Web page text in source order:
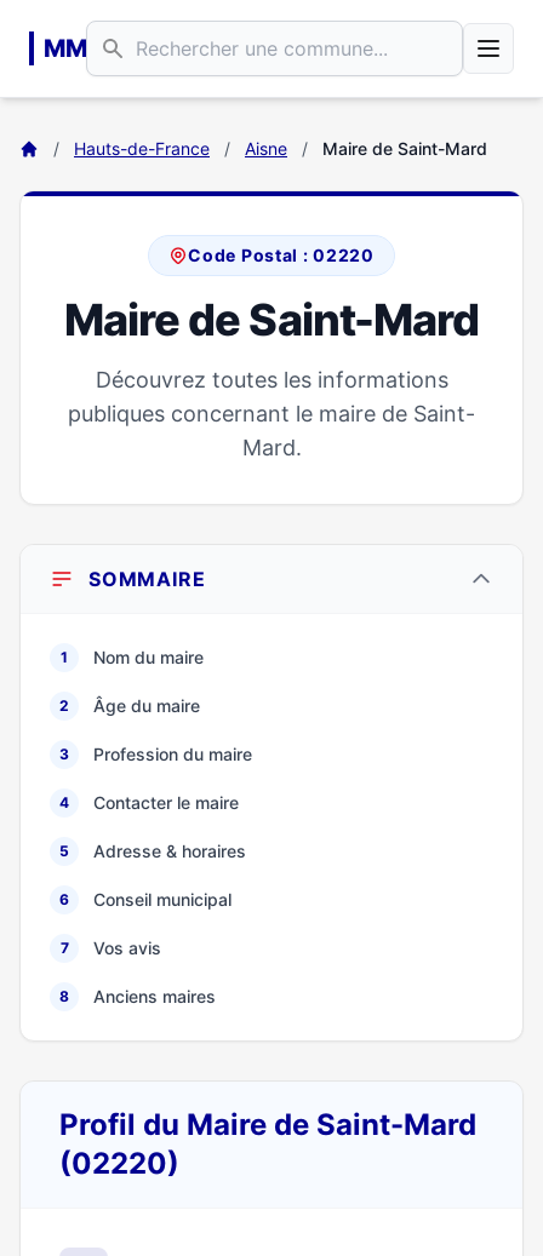
MM
/ Hauts-de-France / Aisne / Maire de Saint-Mard
Code Postal : 02220
Maire de Saint-Mard
Découvrez toutes les informations
publiques concernant le maire de Saint-
Mard.
SOMMAIRE
1 Nom du maire
2 Âge du maire
3 Profession du maire
4 Contacter le maire
5 Adresse & horaires
6 Conseil municipal
7 Vos avis
8 Anciens maires
Profil du Maire de Saint-Mard
(02220)